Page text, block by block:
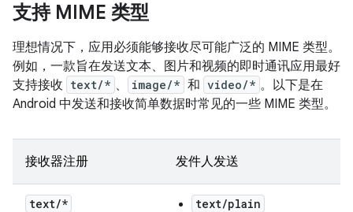
支持 MIME 类型
理想情况下，应用必须能够接收尽可能广泛的 MIME 类型。
例如，一款旨在发送文本、图片和视频的即时通讯应用最好
支持接收 text/* 、 image/* 和 video/* 。以下是在
Android 中发送和接收简单数据时常见的一些 MIME 类型。
接收器注册 发件人发送
text/*
text/plain